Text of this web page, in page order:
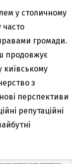
у столичному
часто
громади.
продовжує
з
перспективи
репутаційні